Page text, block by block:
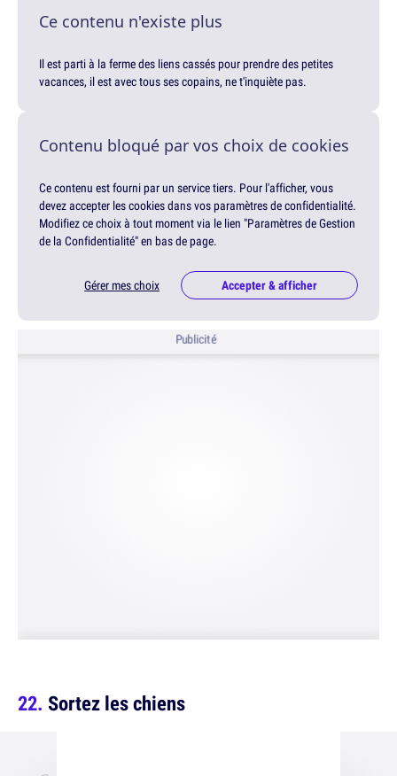
Ce contenu n'existe plus
Il est parti à la ferme des liens cassés pour prendre des petites
vacances, il est avec tous ses copains, ne t'inquiète pas.
Contenu bloqué par vos choix de cookies
Ce contenu est fourni par un service tiers. Pour l'afficher, vous
devez accepter les cookies dans vos paramètres de confidentialité.
Modifiez ce choix à tout moment via le lien "Paramètres de Gestion
de la Confidentialité" en bas de page.
Gérer mes choix Accepter & afficher
Publicité
Sortez les chiens